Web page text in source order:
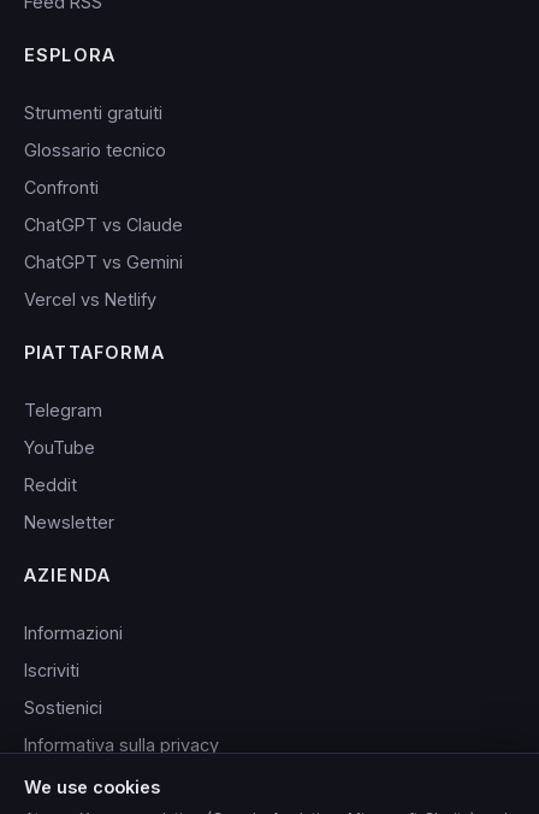
ESPLORA
Strumenti gratuiti
Glossario tecnico
Confronti
ChatGPT vs Claude
ChatGPT vs Gemini
Vercel vs Netlify
PIATTAFORMA
Telegram
YouTube
Reddit
Newsletter
AZIENDA
Informazioni
Iscriviti
Sostienici
Informativa sulla privacy
Condizioni di servizio
We use cookies